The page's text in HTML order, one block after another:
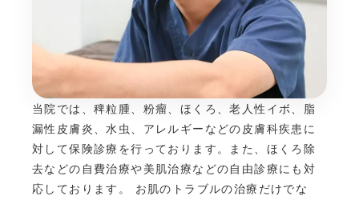
当院では、稗粒腫、粉瘤、ほくろ、老人性イボ、脂
漏性皮膚炎、水虫、アレルギーなどの皮膚科疾患に
対して保険診療を行っております。また、ほくろ除
去などの自費治療や美肌治療などの自由診療にも対
応しております。 お肌のトラブルの治療だけでな